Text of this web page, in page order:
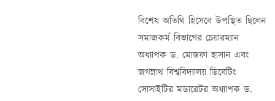
বিশেষ অতিথি হিসেবে উপস্থিত ছিলেন
সমাজকর্ম বিভাগের চেয়ারম্যান
অধ্যাপক ড. মোস্তফা হাসান এবং
জগন্নাথ বিশ্ববিদ্যালয় ডিবেটিং
সোসাইটির মডারেটর অধ্যাপক ড.